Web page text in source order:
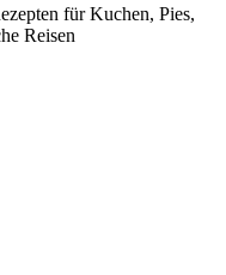
für Kuchen, Pies,
Reisen